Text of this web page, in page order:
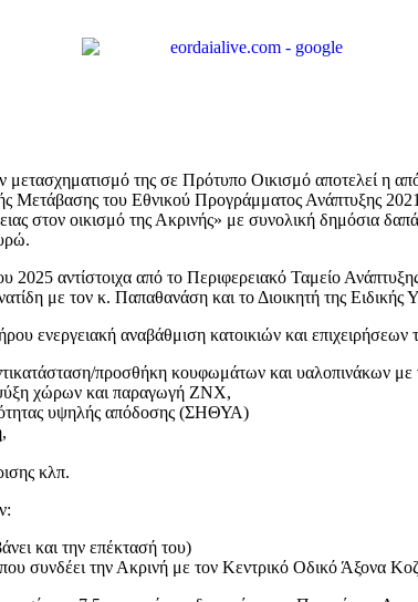
μετασχηματισμό της σε Πρότυπο Οικισμό αποτελεί
Μετάβασης του Εθνικού Προγράμματος Ανάπτυξης
στον οικισμό της Ακρινής» με συνολική δημόσια
2025 αντίστοιχα από το Περιφερειακό Ταμείο
με τον κ. Παπαθανάση και το Διοικητή της
ενεργειακή αναβάθμιση κατοικιών και επιχειρήσεων
προσθήκη κουφωμάτων και υαλοπινάκων με
χώρων και παραγωγή ΖΝΧ,
υψηλής απόδοσης (ΣΗΘΥΑ)
κλπ.
και την επέκτασή του)
συνδέει την Ακρινή με τον Κεντρικό Οδικό Άξονα